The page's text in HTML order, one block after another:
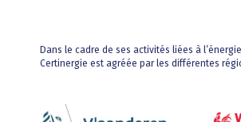
Dans le cadre de ses activités liées à
Certinergie est agréée par les différentes